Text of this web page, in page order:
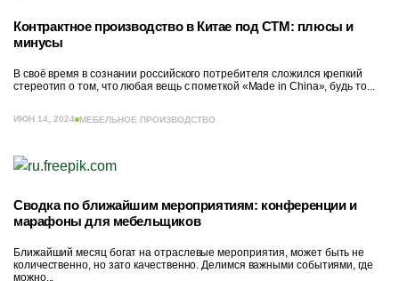
Контрактное производство в Китае под СТМ: плюсы и
минусы
В своё время в сознании российского потребителя сложился крепкий
стереотип о том, что любая вещь с пометкой «Made in China», будь то...
ИЮН 14, 2024 МЕБЕЛЬНОЕ ПРОИЗВОДСТВО
Сводка по ближайшим мероприятиям: конференции и
марафоны для мебельщиков
Ближайший месяц богат на отраслевые мероприятия, может быть не
количественно, но зато качественно. Делимся важными событиями, где
можно...